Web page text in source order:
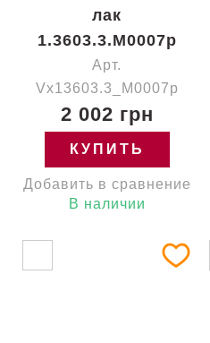
лак
1.3603.3.M0007p
Арт.
Vx13603.3_M0007p
2 002 грн
КУПИТЬ
Добавить в сравнение
В наличии